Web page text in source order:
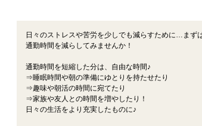
日々のストレスや苦労を少しでも減らすために…まずは
通勤時間を減らしてみませんか！
通勤時間を短縮した分は、自由な時間♪
⇒睡眠時間や朝の準備にゆとりを持たせたり
⇒趣味や朝活の時間に宛てたり
⇒家族や友人との時間を増やしたり！
日々の生活をより充実したものに♪